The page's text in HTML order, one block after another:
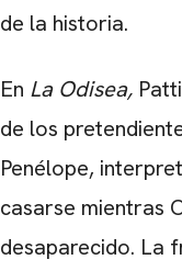
de la historia.
En La Odisea,
de los
Penélope,
casarse mientras
desaparecido. La